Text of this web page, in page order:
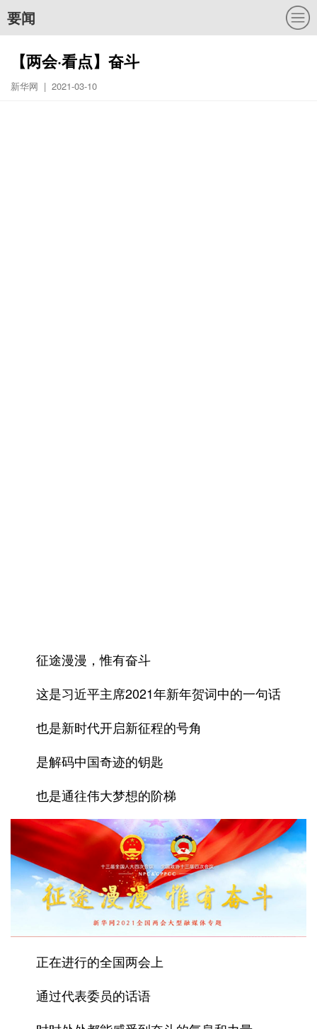
要闻
【两会·看点】奋斗
新华网 | 2021-03-10
征途漫漫，惟有奋斗
这是习近平主席2021年新年贺词中的一句话
也是新时代开启新征程的号角
是解码中国奇迹的钥匙
也是通往伟大梦想的阶梯
正在进行的全国两会上
通过代表委员的话语